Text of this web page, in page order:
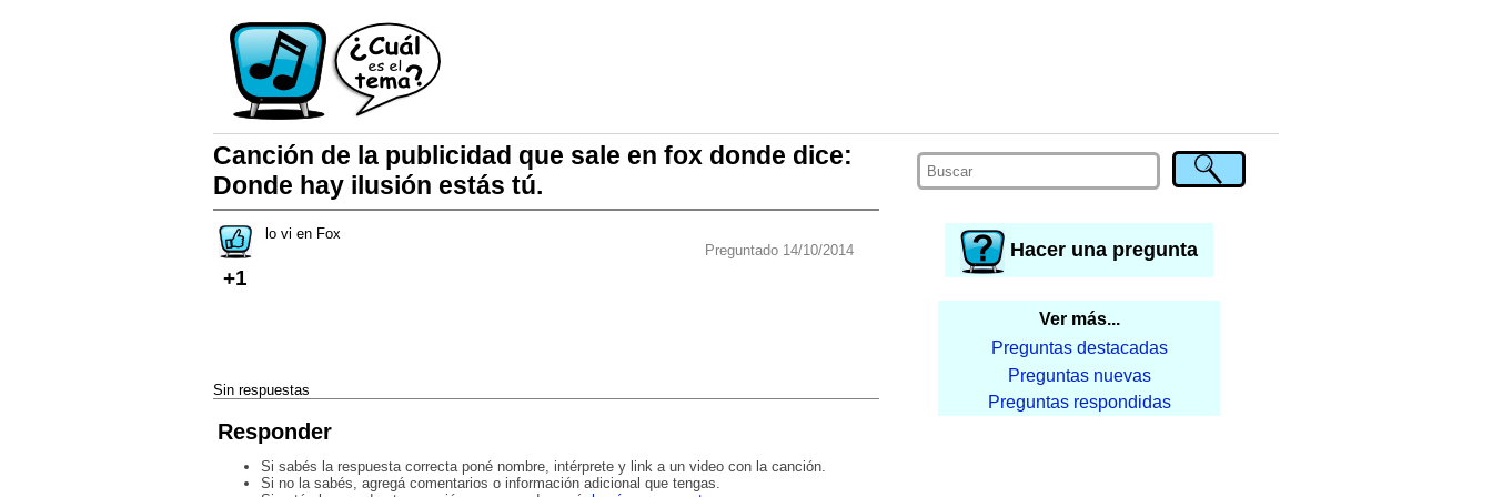
Hacer una pregunta
Ver más...
Preguntas destacadas
Preguntas nuevas
Preguntas respondidas
Canción de la publicidad que sale en fox donde dice:
Donde hay ilusión estás tú.
+1
lo vi en Fox
Preguntado 14/10/2014
Sin respuestas
Responder
Si sabés la respuesta correcta poné nombre, intérprete y link a un video con la canción.
Si no la sabés, agregá comentarios o información adicional que tengas.